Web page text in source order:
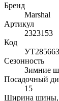
Бренд
Marshal
Артикул
2323153
Код
УТ285663
Сезонность
Зимние
Посадочный
15
Ширина